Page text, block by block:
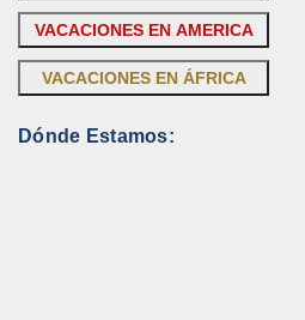
VACACIONES EN AMERICA
VACACIONES EN ÁFRICA
Dónde Estamos: